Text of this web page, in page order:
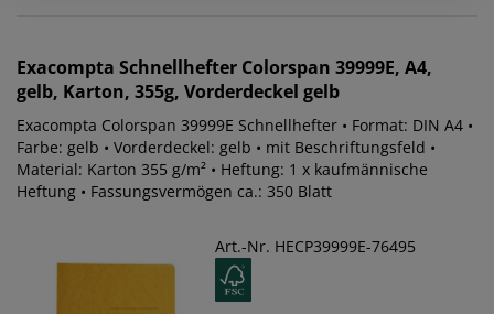
Exacompta Schnellhefter Colorspan 39999E, A4,
gelb, Karton, 355g, Vorderdeckel gelb
Exacompta Colorspan 39999E Schnellhefter • Format: DIN A4 •
Farbe: gelb • Vorderdeckel: gelb • mit Beschriftungsfeld •
Material: Karton 355 g/m² • Heftung: 1 x kaufmännische
Heftung • Fassungsvermögen ca.: 350 Blatt
Art.-Nr. HECP39999E-76495